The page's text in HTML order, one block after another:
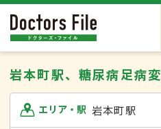
岩本町駅、糖尿病足病変
エリア・駅 岩本町駅